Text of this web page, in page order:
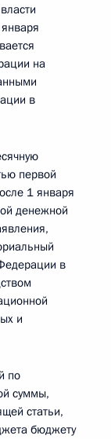
на
в
первой
1 января
денежной
в
и
по
суммы,
статьи,
бюджету